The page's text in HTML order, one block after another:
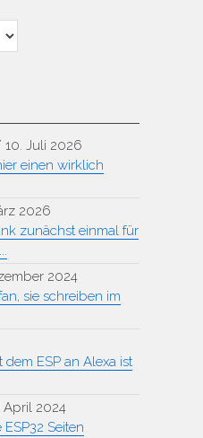
10. Juli 2026
einen wirklich
2026
zunächst einmal für
2024
sie schreiben im
dem ESP an Alexa ist
April 2024
Seiten